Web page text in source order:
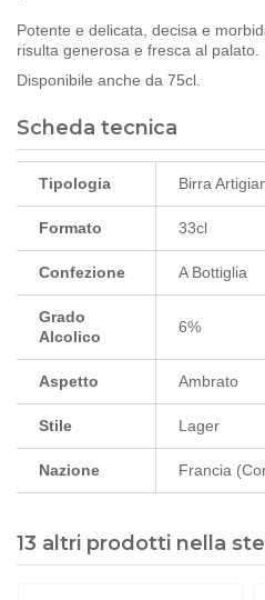
Potente e delicata, decisa e
risulta generosa e fresca al palato.
Disponibile anche da 75cl.
Scheda tecnica
Tipologia Birra
Formato 33cl
Confezione A Bottiglia
Grado
Alcolico
6%
Aspetto Ambrato
Stile Lager
Nazione Francia
13 altri prodotti nella